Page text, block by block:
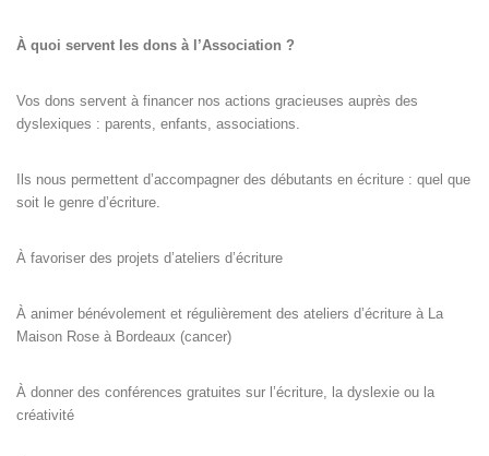
À quoi servent les dons à l’Association ?
Vos dons servent à financer nos actions gracieuses auprès des
dyslexiques : parents, enfants, associations.
Ils nous permettent d’accompagner des débutants en écriture : quel que
soit le genre d’écriture.
À favoriser des projets d’ateliers d’écriture
À animer bénévolement et régulièrement des ateliers d’écriture à La
Maison Rose à Bordeaux (cancer)
À donner des conférences gratuites sur l’écriture, la dyslexie ou la
créativité